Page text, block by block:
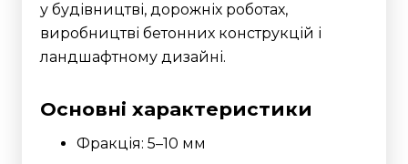
у будівництві, дорожніх роботах,
виробництві бетонних конструкцій і
ландшафтному дизайні.
Основні характеристики
Фракція: 5–10 мм